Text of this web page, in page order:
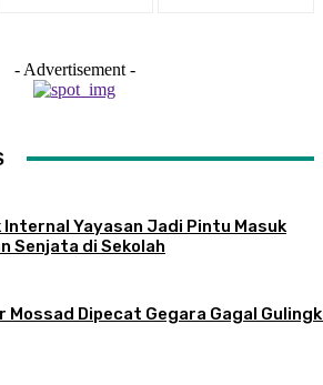
- Advertisement -
Internal Yayasan Jadi Pintu Masuk
Senjata di Sekolah
Mossad Dipecat Gegara Gagal